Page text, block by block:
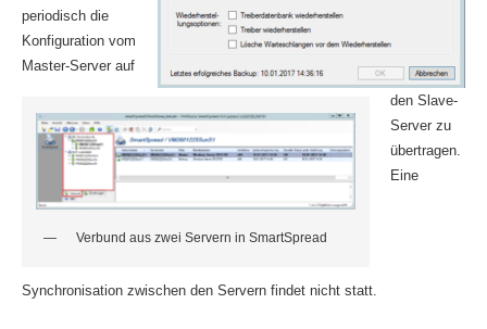
Verbund aus zwei Servern in SmartSpread
periodisch die
Konfiguration vom
Master-Server auf
den Slave-
Server zu
übertragen.
Eine
Synchronisation zwischen den Servern findet nicht statt.